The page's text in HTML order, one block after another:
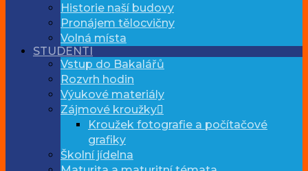
Historie naší budovy
Pronájem tělocvičny
Volná místa
STUDENTI
Vstup do Bakalářů
Rozvrh hodin
Výukové materiály
Zájmové kroužky
Kroužek fotografie a počítačové
grafiky
Školní jídelna